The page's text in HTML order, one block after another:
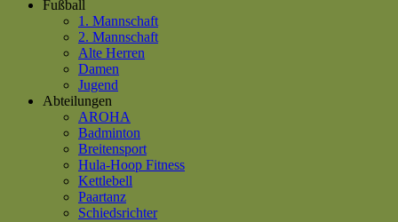
Fußball
1. Mannschaft
2. Mannschaft
Alte Herren
Damen
Jugend
Abteilungen
AROHA
Badminton
Breitensport
Hula-Hoop Fitness
Kettlebell
Paartanz
Schiedsrichter